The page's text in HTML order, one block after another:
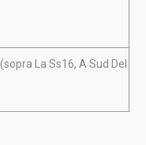
La Ss16, A Sud Del